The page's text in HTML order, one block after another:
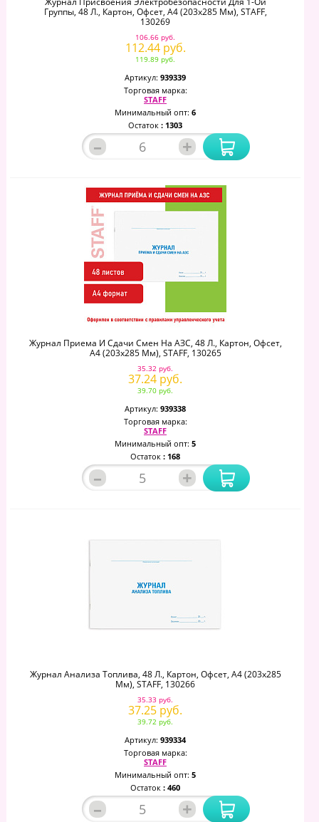
Группы, 48 Л., Картон, Офсет, А4 (203x285 Мм), STAFF,
130269
106.66 руб.
112.44 руб.
119.89 руб.
Артикул: 939339
Торговая марка:
STAFF
Минимальный опт: 6
Остаток : 1303
– +
Журнал Приема И Сдачи Смен На АЗС, 48 Л., Картон, Офсет,
А4 (203x285 Мм), STAFF, 130265
35.32 руб.
37.24 руб.
39.70 руб.
Артикул: 939338
Торговая марка:
STAFF
Минимальный опт: 5
Остаток : 168
– +
Журнал Анализа Топлива, 48 Л., Картон, Офсет, А4 (203x285
Мм), STAFF, 130266
35.33 руб.
37.25 руб.
39.72 руб.
Артикул: 939334
Торговая марка:
STAFF
Минимальный опт: 5
Остаток : 460
– +